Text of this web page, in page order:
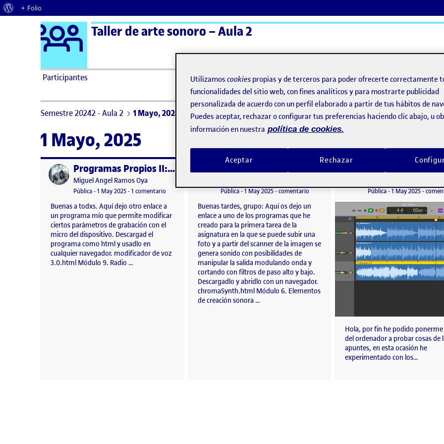
Acerca de WordPress
+ Folio
Saltar al contenido Logo Ágora
Taller de arte sonoro – Aula 2
Participantes ActiFolios
Semestre 20242 - Aula 2 1 Mayo, 2025
1 Mayo, 2025
Publicado por Programas Propios II: Modificador de Voz 3.0
Publicado por
Miguel Angel Ramos Oya
Visibilidad:
Pública-Fecha de publicación
1 May 2025-1 comentario en Programas Propios II: Modificador de Voz 3.0
Buenas a todxs. Aquí dejo otro enlace a
un programa mío que permite modificar
ciertos parámetros de grabación con el
micro del dispositivo. Descargad el
programa como html y usadlo en
cualquier navegador. modificador de voz
3.0.html Módulo 9. Radio …
Programas Propios I: ChromaSynth
Visibilidad:
Pública-Fecha de publicación
1 May 20251 mayo, 2025 5:06 pm
-comentarioen Programas Propios I: ChromaSynth
Buenas tardes, grupo: Aquí os dejo un
enlace a uno de los programas que he
creado para la primera tarea de la
asignatura en la que se puede subir una
foto y a partir del scanner de la imagen se
genera sonido con posibilidades de
manipular la salida modulando onda y
cortando con filtros de paso alto y bajo.
Descargadlo y abridlo con un navegador.
chromaSynth.html Módulo 6. Elementos
de creación sonora …
Visibilidad:
Pública-Fecha de
1 May 20255 mayo,
-
Hola, por fin he podido
del ordenador a probar cosas de
apuntes, en esta ocasión he
experimentado con los…
Utilizamos cookies propias y de terceros para poder ofrecerte correctamente
funcionalidades del sitio web, con fines analíticos y para mostrarte publicidad
personalizada de acuerdo con un perfil elaborado a partir de tus hábitos de
Puedes aceptar, rechazar o configurar tus preferencias haciendo clic abajo, u
información en nuestra política de cookies.
Rechazar
Aceptar